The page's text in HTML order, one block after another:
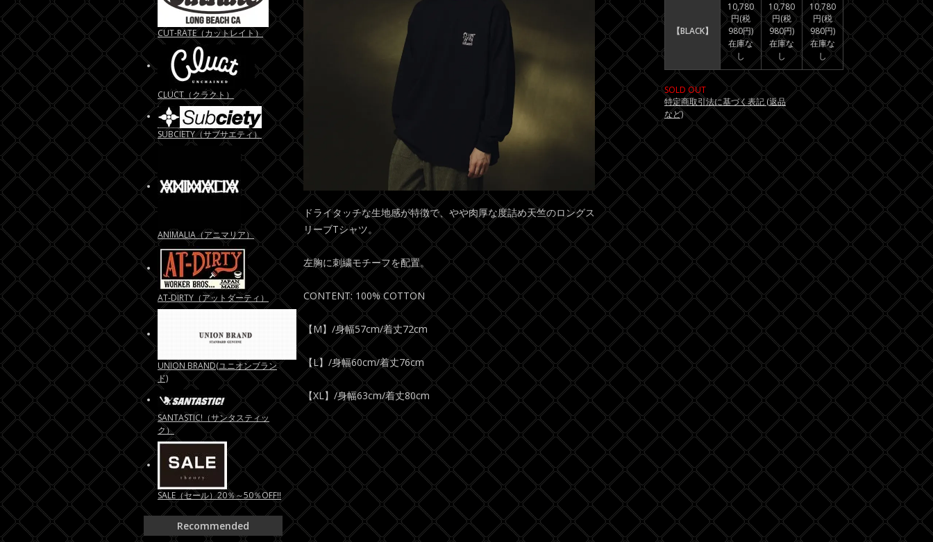
【BLACK】
10,780
円(税
980円)
在庫な
し
10,780
円(税
980円)
在庫な
し
10,780
円(税
980円)
在庫な
し
SOLD OUT
特定商取引法に基づく表記 (返品
など)
ドライタッチな生地感が特徴で、やや肉厚な度詰め天竺のロングス
リーブTシャツ。
左胸に刺繍モチーフを配置。
CONTENT: 100% COTTON
【M】/身幅57cm/着丈72cm
【L】/身幅60cm/着丈76cm
【XL】/身幅63cm/着丈80cm
CUT-RATE（カットレイト）
CLUCT（クラクト）
SUBCIETY（サブサエティ）
ANIMALIA（アニマリア）
AT-DIRTY（アットダーティ）
UNION BRAND(ユニオンブラン
ド)
SANTASTIC!（サンタスティッ
ク）
SALE（セール）20％～50％OFF!!
Recommended